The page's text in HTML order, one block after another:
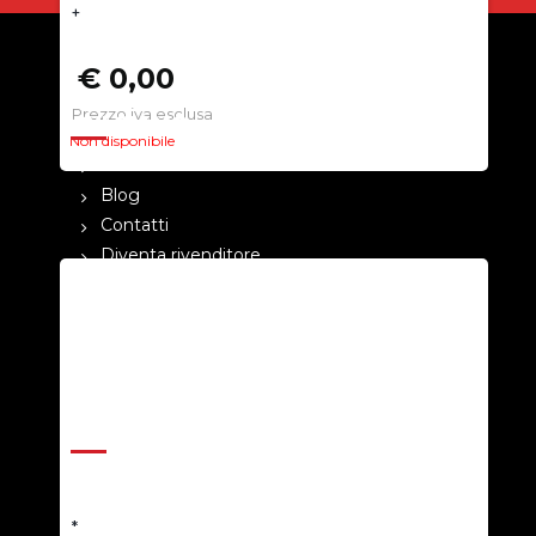
+
€ 0,00
Prezzo iva esclusa
Non disponibile
*
CHI SIAMO
Blog
Contatti
Diventa rivenditore